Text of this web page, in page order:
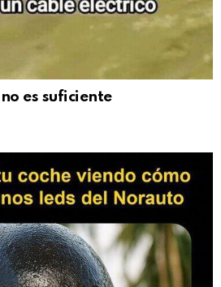
es suficiente